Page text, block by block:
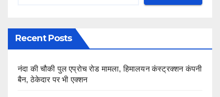
Recent Posts
नंदा की चौकी पुल एप्रोच रोड मामला, हिमालयन कंस्ट्रक्शन कंपनी
बैन, ठेकेदार पर भी एक्शन